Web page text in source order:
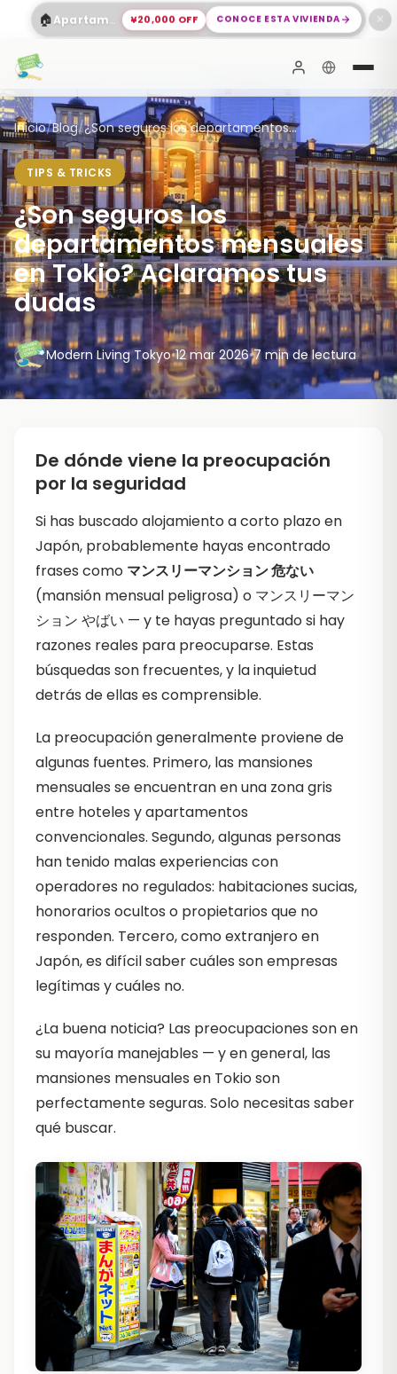
🏠 Apartamento Espacioso de 2 Dormitorios en Shinagawa ¥20,000 OFF CONOCE ESTA VIVIENDA ✕
Inicio/Blog/¿Son seguros los departamentos...
TIPS & TRICKS
¿Son seguros los
departamentos mensuales
en Tokio? Aclaramos tus
dudas
Modern Living Tokyo•12 mar 2026•7 min de lectura
De dónde viene la preocupación
por la seguridad
Si has buscado alojamiento a corto plazo en
Japón, probablemente hayas encontrado
frases como マンスリーマンション 危ない
(mansión mensual peligrosa) o マンスリーマン
ション やばい — y te hayas preguntado si hay
razones reales para preocuparse. Estas
búsquedas son frecuentes, y la inquietud
detrás de ellas es comprensible.
La preocupación generalmente proviene de
algunas fuentes. Primero, las mansiones
mensuales se encuentran en una zona gris
entre hoteles y apartamentos
convencionales. Segundo, algunas personas
han tenido malas experiencias con
operadores no regulados: habitaciones sucias,
honorarios ocultos o propietarios que no
responden. Tercero, como extranjero en
Japón, es difícil saber cuáles son empresas
legítimas y cuáles no.
¿La buena noticia? Las preocupaciones son en
su mayoría manejables — y en general, las
mansiones mensuales en Tokio son
perfectamente seguras. Solo necesitas saber
qué buscar.